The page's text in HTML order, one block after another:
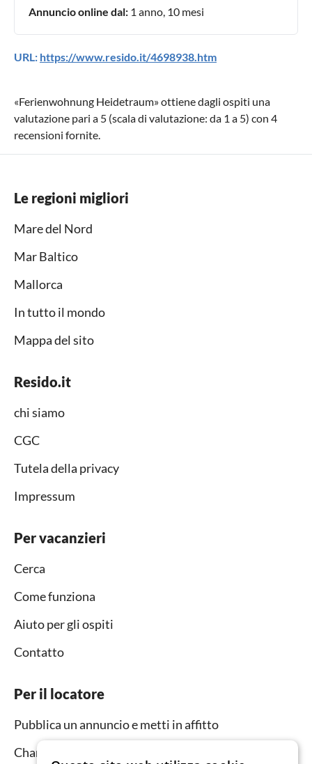
Annuncio online dal: 1 anno, 10 mesi
URL: https://www.resido.it/4698938.htm
«Ferienwohnung Heidetraum» ottiene dagli ospiti una
valutazione pari a 5 (scala di valutazione: da 1 a 5) con 4
recensioni fornite.
Le regioni migliori
Mare del Nord
Mar Baltico
Mallorca
In tutto il mondo
Mappa del sito
Resido.it
chi siamo
CGC
Tutela della privacy
Impressum
Per vacanzieri
Cerca
Come funziona
Aiuto per gli ospiti
Contatto
Per il locatore
Pubblica un annuncio e metti in affitto
Channel Manager